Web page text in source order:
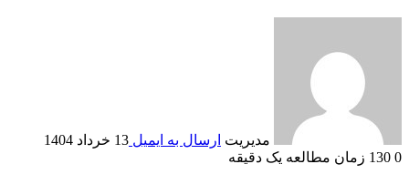
مدیریت ارسال به ایمیل 13 خرداد 1404
0
زمان مطالعه یک دقیقه